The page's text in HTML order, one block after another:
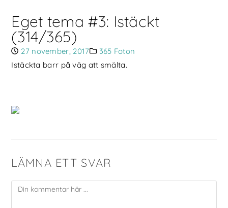
Eget tema #3: Istäckt
(314/365)
27 november, 2017
365 Foton
Istäckta barr på väg att smälta.
LÄMNA ETT SVAR